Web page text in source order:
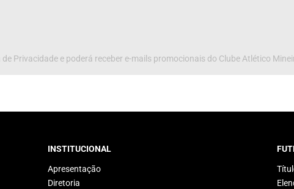
Privacidade e poderá receber e-mails promocionais do Clube Atlético
INSTITUCIONAL
Apresentação
Diretoria